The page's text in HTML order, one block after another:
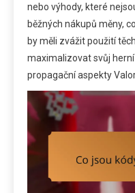
nebo výhody, které
běžných nákupů měny,
by měli zvážit použití
maximalizovat svůj
propagační aspekty